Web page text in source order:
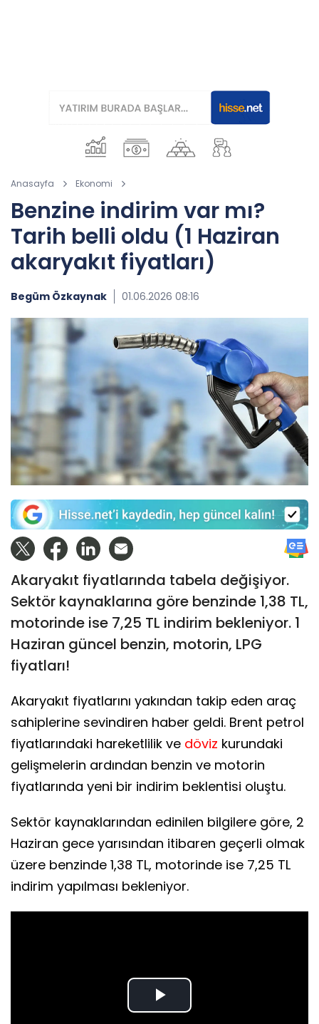
Anasayfa Ekonomi
Benzine indirim var mı?
Tarih belli oldu (1 Haziran
akaryakıt fiyatları)
Begüm Özkaynak 01.06.2026 08:16
Akaryakıt fiyatlarında tabela değişiyor.
Sektör kaynaklarına göre benzinde 1,38 TL,
motorinde ise 7,25 TL indirim bekleniyor. 1
Haziran güncel benzin, motorin, LPG
fiyatları!
Akaryakıt fiyatlarını yakından takip eden araç
sahiplerine sevindiren haber geldi. Brent petrol
fiyatlarındaki hareketlilik ve döviz kurundaki
gelişmelerin ardından benzin ve motorin
fiyatlarında yeni bir indirim beklentisi oluştu.
Sektör kaynaklarından edinilen bilgilere göre, 2
Haziran gece yarısından itibaren geçerli olmak
üzere benzinde 1,38 TL, motorinde ise 7,25 TL
indirim yapılması bekleniyor.
Play